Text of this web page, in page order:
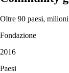
Oltre 90 paesi,
Fondazione
2016
Paesi